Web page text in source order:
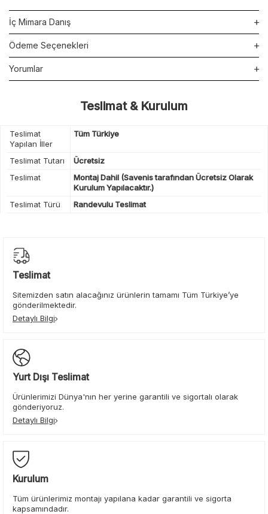
İç Mimara Danış
Ödeme Seçenekleri
Yorumlar
Teslimat & Kurulum
Teslimat
Yapılan İller
Tüm Türkiye
Teslimat Tutarı
Ücretsiz
Teslimat
Montaj Dahil (Savenis tarafından Ücretsiz Olarak
Kurulum Yapılacaktır.)
Teslimat Türü
Randevulu Teslimat
Teslimat
Sitemizden satın alacağınız ürünlerin tamamı Tüm Türkiye’ye
gönderilmektedir.
Detaylı Bilgi
Yurt Dışı Teslimat
Ürünlerimizi Dünya'nın her yerine garantili ve sigortalı olarak
gönderiyoruz.
Detaylı Bilgi
Kurulum
Tüm ürünlerimiz montajı yapılana kadar garantili ve sigorta
kapsamındadır.